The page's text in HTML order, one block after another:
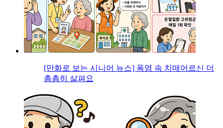
[만화로 보는 시니어 뉴스] 폭염 속 치매어르신 더
촘촘히 살펴요